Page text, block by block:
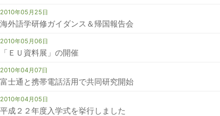
2010年05月25日
海外語学研修ガイダンス＆帰国報告会
2010年05月06日
「ＥＵ資料展」の開催
2010年04月07日
富士通と携帯電話活用で共同研究開始
2010年04月05日
平成２２年度入学式を挙行しました